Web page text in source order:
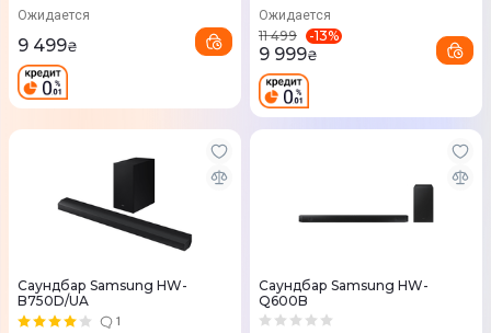
Ожидается
9 499₴
Ожидается
11 499 -13%
9 999₴
Саундбар Samsung HW-
B750D/UA
1
Саундбар Samsung HW-
Q600B